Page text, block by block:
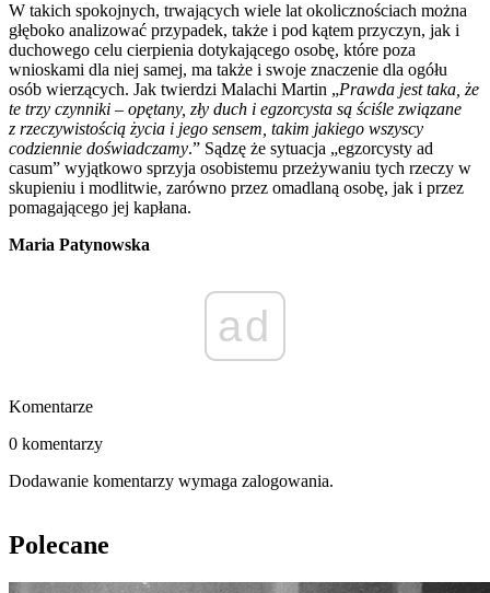
W takich spokojnych, trwających wiele lat okolicznościach można
głęboko analizować przypadek, także i pod kątem przyczyn, jak i
duchowego celu cierpienia dotykającego osobę, które poza
wnioskami dla niej samej, ma także i swoje znaczenie dla ogółu
osób wierzących. Jak twierdzi Malachi Martin „Prawda jest taka, że
te trzy czynniki – opętany, zły duch i egzorcysta są ściśle związane
z rzeczywistością życia i jego sensem, takim jakiego wszyscy
codziennie doświadczamy.” Sądzę że sytuacja „egzorcysty ad
casum” wyjątkowo sprzyja osobistemu przeżywaniu tych rzeczy w
skupieniu i modlitwie, zarówno przez omadlaną osobę, jak i przez
pomagającego jej kapłana.
Maria Patynowska
ad
Komentarze
0 komentarzy
Dodawanie komentarzy wymaga zalogowania.
Polecane